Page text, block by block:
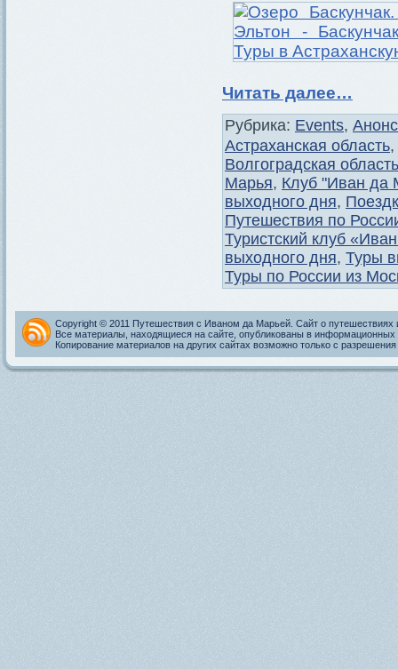
Читать далее…
Рубрика: Events,
Астраханская область,
Волгоградская область
Марья, Клуб "Иван да
выходного дня,
Путешествия по
Туристский клуб
выходного дня, Туры
Туры по России из
Copyright © 2011 Путешествия с Иваном да Марьей. Сайт о путешествиях
Все материалы, находящиеся на сайте, опубликованы в информационных
Копирование материалов на других сайтах возможно только с разрешения